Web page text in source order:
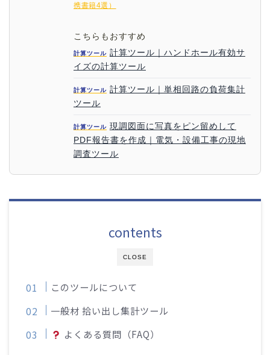
携書籍4選）
こちらもおすすめ
計算ツール 計算ツール｜ハンドホール有効サ
イズの計算ツール
計算ツール 計算ツール｜単相回路の負荷集計
ツール
計算ツール 現調図面に写真をピン留めして
PDF報告書を作成｜電気・設備工事の現地
調査ツール
CLOSE
contents
このツールについて
一般材 拾い出し集計ツール
よくある質問（FAQ）